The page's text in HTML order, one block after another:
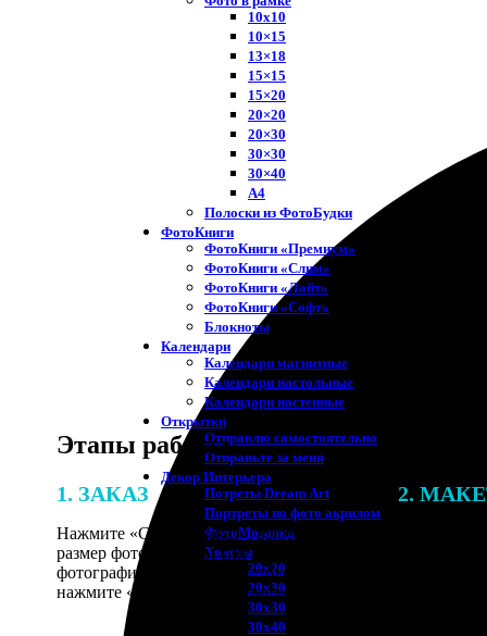
10х10
10×15
13×18
15×15
15×20
20×20
20×30
30×30
30×40
A4
Полоски из ФотоБудки
ФотоКниги
ФотоКниги «Премиум»
ФотоКниги «Слим»
ФотоКниги «Лайт»
ФотоКниги «Софт»
Блокноты
Календари
Календари магнитные
Календари настольные
Календари настенные
Открытки
Отправлю самостоятельно
Отправьте за меня
Декор Интерьера
Потреты Dream Art
Портреты по фото акрилом
ФотоМозаика
Холсты
20х20
20х30
30х30
30х40
Этапы работы
1. ЗАКАЗ
Нажмите «Сделать заказ», выберите
размер фотографии и тип рамки. Загрузите
фотографии в онлайн-конструктор,
нажмите «Добавить в корзину».
2.